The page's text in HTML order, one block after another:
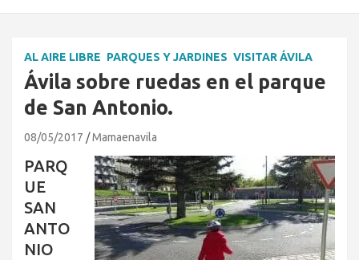
AL AIRE LIBRE PARQUES Y JARDINES VISITAR ÁVILA
Ávila sobre ruedas en el parque
de San Antonio.
08/05/2017 Mamaenavila
PARQ
UE
SAN
ANTO
NIO